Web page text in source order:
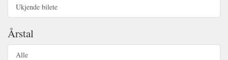
Ukjende bilete
Årstal
Alle